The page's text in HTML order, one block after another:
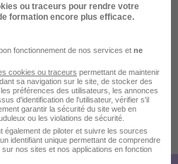
42127
ou traceurs pour rendre votre
formation encore plus efficace.
fonctionnement de nos services et ne
cookies ou traceurs permettant de maintenir
sa navigation sur le site, de stocker des
préférences des utilisateurs, les annonces
d'identification de l'utilisateur, vérifier s'il
garantir la sécurité du site web en
ou les violations de sécurité.
de piloter et suivre les sources
identifiant unique permettant de comprendre
nos sites et nos applications en fonction